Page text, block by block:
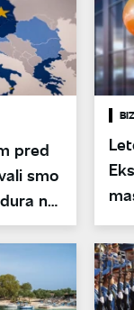
pred
smo
na